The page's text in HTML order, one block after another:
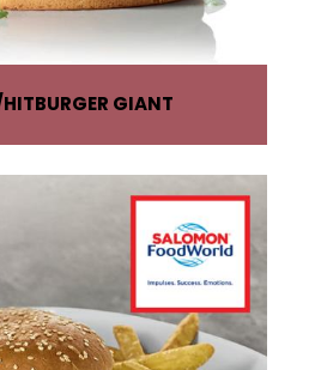
HITBURGER GIANT